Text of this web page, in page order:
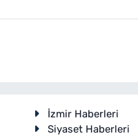
İzmir Haberleri
Siyaset Haberleri